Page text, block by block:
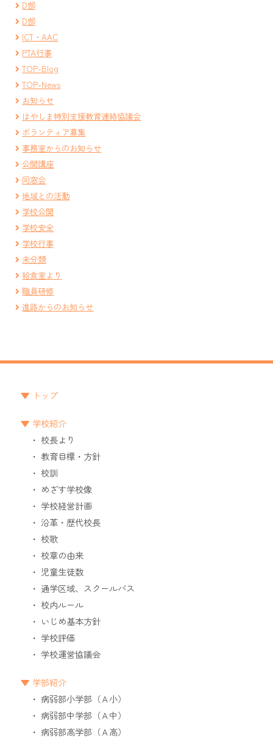
D部
D部
ICT・AAC
PTA行事
TOP-Blog
TOP-News
お知らせ
はやしま特別支援教育連絡協議会
ボランティア募集
事務室からのお知らせ
公開講座
同窓会
地域との活動
学校公開
学校安全
学校行事
未分類
給食室より
職員研修
進路からのお知らせ
トップ
学校紹介
校長より
教育目標・方針
校訓
めざす学校像
学校経営計画
沿革・歴代校長
校歌
校章の由来
児童生徒数
通学区域、スクールバス
校内ルール
いじめ基本方針
学校評価
学校運営協議会
学部紹介
病弱部小学部（Ａ小）
病弱部中学部（Ａ中）
病弱部高学部（Ａ高）